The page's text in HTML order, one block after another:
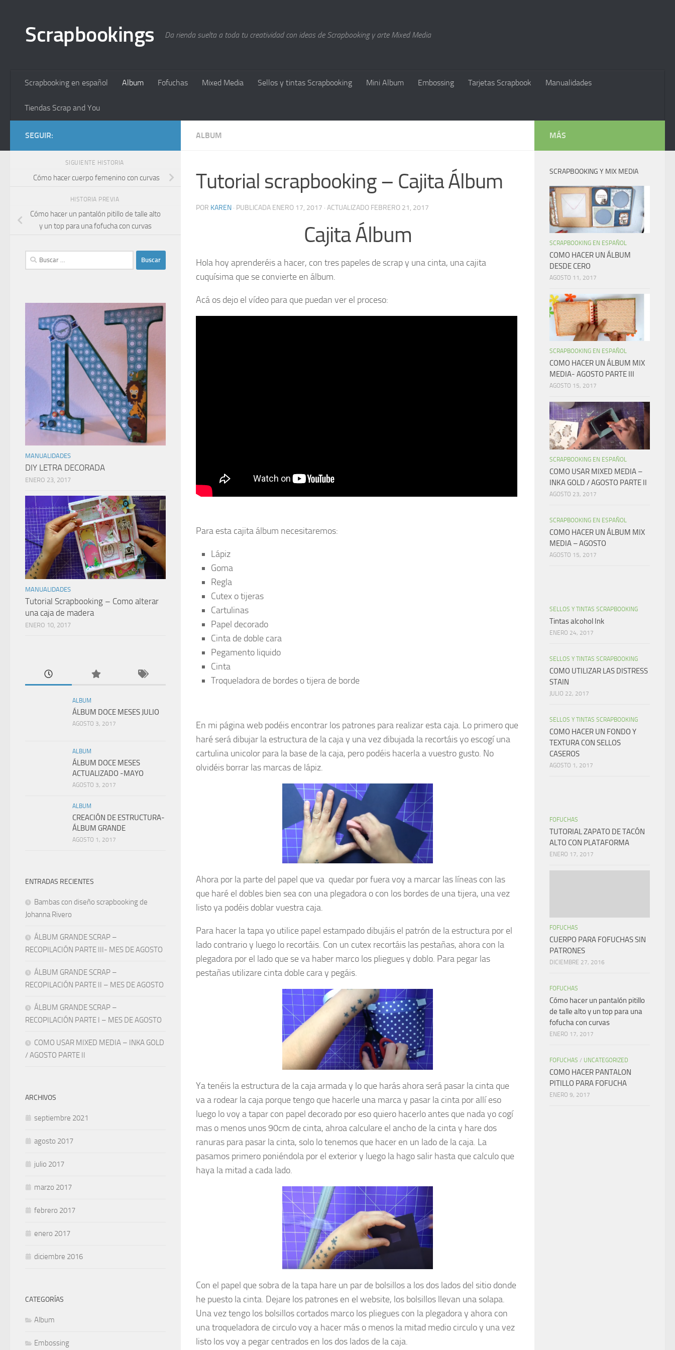
Scrapbookings Da rienda suelta a toda tu creatividad con ideas de Scrapbooking y arte Mixed Media
Scrapbooking en español Album Fofuchas Mixed Media Sellos y tintas Scrapbooking Mini Album Embossing Tarjetas Scrapbook Manualidades
Tiendas Scrap and You
ALBUM
Tutorial scrapbooking – Cajita Álbum
POR KAREN · PUBLICADA ENERO 17, 2017 · ACTUALIZADO FEBRERO 21, 2017
Cajita Álbum
Hola hoy aprenderéis a hacer, con tres papeles de scrap y una cinta, una cajita
cuquísima que se convierte en álbum.
Acá os dejo el vídeo para que puedan ver el proceso:
Para esta cajita álbum necesitaremos:
Lápiz
Goma
Regla
Cutex o tijeras
Cartulinas
Papel decorado
Cinta de doble cara
Pegamento liquido
Cinta
Troqueladora de bordes o tijera de borde
En mi página web podéis encontrar los patrones para realizar esta caja. Lo primero que
haré será dibujar la estructura de la caja y una vez dibujada la recortáis yo escogí una
cartulina unicolor para la base de la caja, pero podéis hacerla a vuestro gusto. No
olvidéis borrar las marcas de lápiz.
Ahora por la parte del papel que va quedar por fuera voy a marcar las líneas con las
que haré el dobles bien sea con una plegadora o con los bordes de una tijera, una vez
listo ya podéis doblar vuestra caja.
Para hacer la tapa yo utilice papel estampado dibujáis el patrón de la estructura por el
lado contrario y luego lo recortáis. Con un cutex recortáis las pestañas, ahora con la
plegadora por el lado que se va haber marco los pliegues y doblo. Para pegar las
pestañas utilizare cinta doble cara y pegáis.
Ya tenéis la estructura de la caja armada y lo que harás ahora será pasar la cinta que
va a rodear la caja porque tengo que hacerle una marca y pasar la cinta por allí eso
luego lo voy a tapar con papel decorado por eso quiero hacerlo antes que nada yo cogí
mas o menos unos 90cm de cinta, ahroa calculare el ancho de la cinta y hare dos
ranuras para pasar la cinta, solo lo tenemos que hacer en un lado de la caja. La
pasamos primero poniéndola por el exterior y luego la hago salir hasta que calculo que
haya la mitad a cada lado.
Con el papel que sobra de la tapa hare un par de bolsillos a los dos lados del sitio donde
he puesto la cinta. Dejare los patrones en el website, los bolsillos llevan una solapa.
Una vez tengo los bolsillos cortados marco los pliegues con la plegadora y ahora con
una troqueladora de circulo voy a hacer más o menos la mitad medio circulo y una vez
listo los voy a pegar centrados en los dos lados de la caja.
SEGUIR:
SIGUIENTE HISTORIA
Cómo hacer cuerpo femenino con curvas
HISTORIA PREVIA
Cómo hacer un pantalón pitillo de talle alto
y un top para una fofucha con curvas
Buscar:
MANUALIDADES
DIY LETRA DECORADA
ENERO 23, 2017
MANUALIDADES
Tutorial Scrapbooking – Como alterar
una caja de madera
ENERO 10, 2017
ALBUM
ÁLBUM DOCE MESES JULIO
AGOSTO 3, 2017
ALBUM
ÁLBUM DOCE MESES
ACTUALIZADO -MAYO
AGOSTO 3, 2017
ALBUM
CREACIÓN DE ESTRUCTURA-
ÁLBUM GRANDE
AGOSTO 1, 2017
ENTRADAS RECIENTES
Bambas con diseño scrapbooking de
Johanna Rivero
ÁLBUM GRANDE SCRAP –
RECOPILACIÓN PARTE III- MES DE AGOSTO
ÁLBUM GRANDE SCRAP –
RECOPILACIÓN PARTE II – MES DE AGOSTO
ÁLBUM GRANDE SCRAP –
RECOPILACIÓN PARTE I – MES DE AGOSTO
COMO USAR MIXED MEDIA – INKA GOLD
/ AGOSTO PARTE II
ARCHIVOS
septiembre 2021
agosto 2017
julio 2017
marzo 2017
febrero 2017
enero 2017
diciembre 2016
CATEGORÍAS
Album
Embossing
MÁS
SCRAPBOOKING Y MIX MEDIA
SCRAPBOOKING EN ESPAÑOL
COMO HACER UN ÁLBUM
DESDE CERO
AGOSTO 11, 2017
SCRAPBOOKING EN ESPAÑOL
COMO HACER UN ÁLBUM MIX
MEDIA- AGOSTO PARTE III
AGOSTO 15, 2017
SCRAPBOOKING EN ESPAÑOL
COMO USAR MIXED MEDIA –
INKA GOLD / AGOSTO PARTE II
AGOSTO 23, 2017
SCRAPBOOKING EN ESPAÑOL
COMO HACER UN ÁLBUM MIX
MEDIA – AGOSTO
AGOSTO 15, 2017
SELLOS Y TINTAS SCRAPBOOKING
Tintas alcohol Ink
ENERO 24, 2017
SELLOS Y TINTAS SCRAPBOOKING
COMO UTILIZAR LAS DISTRESS
STAIN
JULIO 22, 2017
SELLOS Y TINTAS SCRAPBOOKING
COMO HACER UN FONDO Y
TEXTURA CON SELLOS
CASEROS
AGOSTO 1, 2017
FOFUCHAS
TUTORIAL ZAPATO DE TACÓN
ALTO CON PLATAFORMA
ENERO 17, 2017
FOFUCHAS
CUERPO PARA FOFUCHAS SIN
PATRONES
DICIEMBRE 27, 2016
FOFUCHAS
Cómo hacer un pantalón pitillo
de talle alto y un top para una
fofucha con curvas
ENERO 17, 2017
FOFUCHAS / UNCATEGORIZED
COMO HACER PANTALON
PITILLO PARA FOFUCHA
ENERO 9, 2017